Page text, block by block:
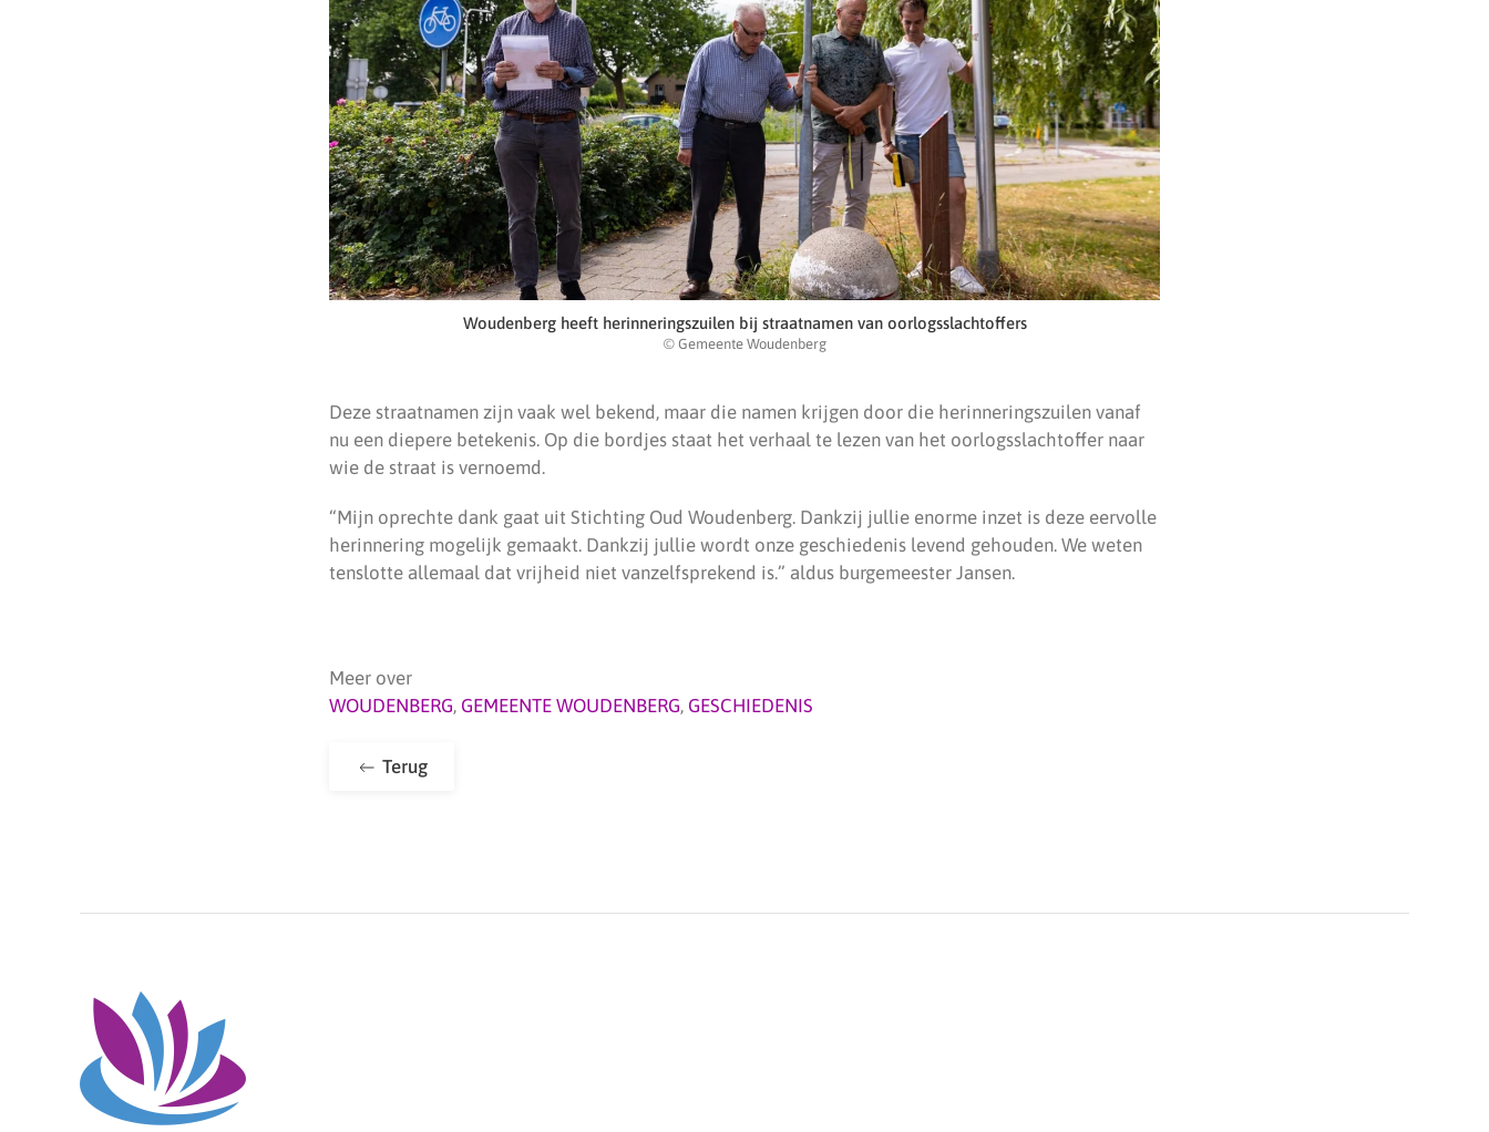
Woudenberg heeft herinneringszuilen bij straatnamen van oorlogsslachtoffers
© Gemeente Woudenberg
Deze straatnamen zijn vaak wel bekend, maar die namen krijgen door die herinneringszuilen vanaf
nu een diepere betekenis. Op die bordjes staat het verhaal te lezen van het oorlogsslachtoffer naar
wie de straat is vernoemd.
“Mijn oprechte dank gaat uit Stichting Oud Woudenberg. Dankzij jullie enorme inzet is deze eervolle
herinnering mogelijk gemaakt. Dankzij jullie wordt onze geschiedenis levend gehouden. We weten
tenslotte allemaal dat vrijheid niet vanzelfsprekend is.” aldus burgemeester Jansen.
Meer over
WOUDENBERG, GEMEENTE WOUDENBERG, GESCHIEDENIS
Terug